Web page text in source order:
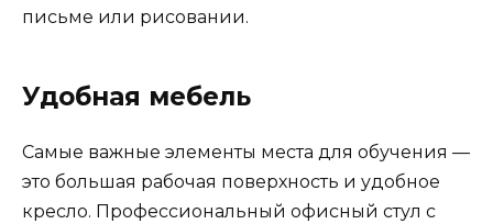
письме или рисовании.
Удобная мебель
Самые важные элементы места для обучения —
это большая рабочая поверхность и удобное
кресло. Профессиональный офисный стул с